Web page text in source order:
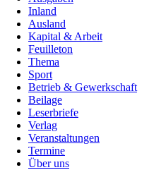
Inland
Ausland
Kapital & Arbeit
Feuilleton
Thema
Sport
Betrieb & Gewerkschaft
Beilage
Leserbriefe
Verlag
Veranstaltungen
Termine
Über uns